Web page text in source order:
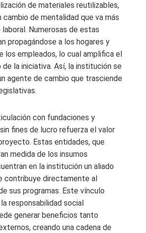
de materiales reutilizables,
cambio de mentalidad que va más
Numerosas de estas
propagándose a los hogares y
los empleados, lo cual amplifica el
la iniciativa. Así, la institución se
agente de cambio que trasciende
con fundaciones y
fines de lucro refuerza el valor
Estas entidades, que
medida de los insumos
en la institución un aliado
contribuye directamente al
sus programas. Este vínculo
responsabilidad social
generar beneficios tanto
creando una cadena de